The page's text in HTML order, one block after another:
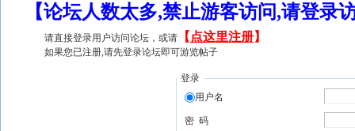
【论坛人数太多,禁止游客访问,请登
请直接登录用户访问论坛，或请 【 点这里注册】
如果您已注册,请先登录论坛即可游览帖子
登录
用户名
密 码